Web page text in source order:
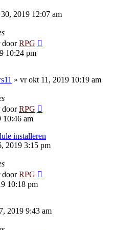
2019 12:07 am
doorRPG
10:24 pm
» vr okt 11, 2019 10:19 am
doorRPG
10:46 am
installeren
2019 3:15 pm
doorRPG
10:18 pm
2019 9:43 am